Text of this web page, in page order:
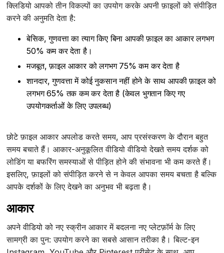
क्लिडियो आपको तीन विकल्पों का उपयोग करके अपनी फ़ाइलों को संपीड़ित
करने की अनुमति देता है:
बेसिक, गुणवत्ता का त्याग किए बिना आपकी फ़ाइल का आकार लगभग
50% कम कर देता है।
मजबूत, फ़ाइल आकार को लगभग 75% कम कर देता है
शानदार, गुणवत्ता में कोई नुकसान नहीं होने के साथ आपकी फ़ाइल को
लगभग 65% तक कम कर देता है (केवल भुगतान किए गए
उपयोगकर्ताओं के लिए उपलब्ध)
छोटे फ़ाइल आकार अपलोड करते समय, आप प्रसंस्करण के दौरान बहुत
समय बचाते हैं। आकार-अनुकूलित वीडियो वीडियो देखते समय दर्शक को
लोडिंग या बफरिंग समस्याओं से पीड़ित होने की संभावना भी कम करते हैं।
इसलिए, फ़ाइलों को संपीड़ित करने से न केवल आपका समय बचता है बल्कि
आपके दर्शकों के लिए देखने का अनुभव भी बढ़ता है।
आकार
अपने वीडियो को नए स्क्रीन आकार में बदलना नए प्लेटफ़ॉर्म के लिए
सामग्री का पुन: उपयोग करने का सबसे आसान तरीका है। बिल्ट-इन